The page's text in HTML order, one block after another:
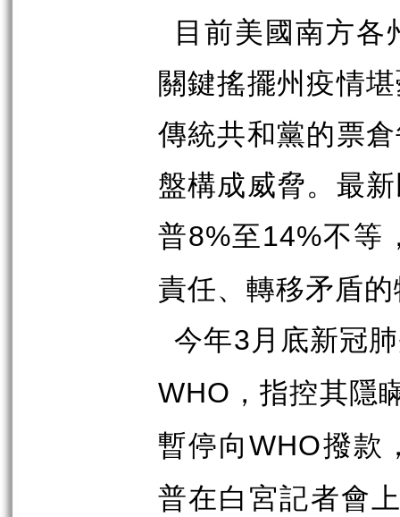
目前美國南方
關鍵搖擺州疫情
傳統共和黨的票
盤構成威脅。最
普8%至14%不等
責任、轉移矛盾
今年3月底新冠
WHO ，指控其隱
暫停向WHO撥款
普在白宮記者會